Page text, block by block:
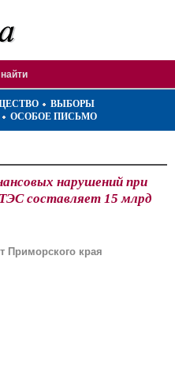
ВЫБОРЫ
ОСОБОЕ ПИСЬМО
нарушений при
составляет 15 млрд
Приморского края